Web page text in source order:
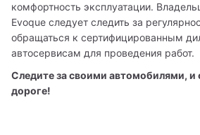
комфортность эксплуатации.
Evoque следует следить за
обращаться к сертифицированным
автосервисам для проведения работ.
Следите за своими автомобилями, и
дороге!